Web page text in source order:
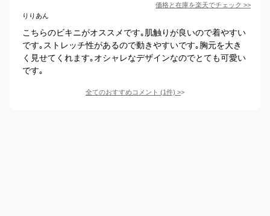
価格と在庫を楽天でチェック >>
りりあん
こちらのビキニがオススメです｡肌触りが良いので着やすい
です｡ストレッチ性があるので動きやすいです｡胸元を大き
く見せてくれます｡オシャレなデザインなのでとても可愛い
です｡
全てのおすすめコメント (1件) >